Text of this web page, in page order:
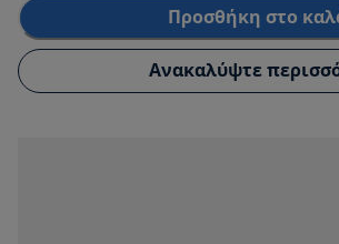
Προσθήκη στο
Ανακαλύψτε